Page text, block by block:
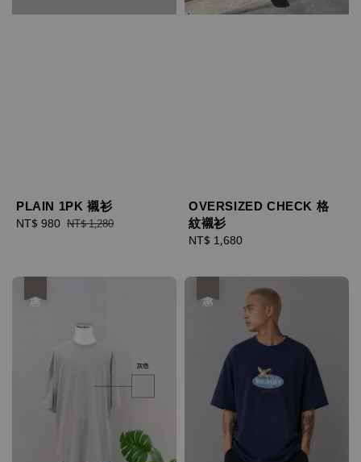
PLAIN 1PK 襯衫
Sale
NT$ 980 Regular
NT$ 1,280
OVERSIZED CHECK 格
紋襯衫
Regular
NT$ 1,680